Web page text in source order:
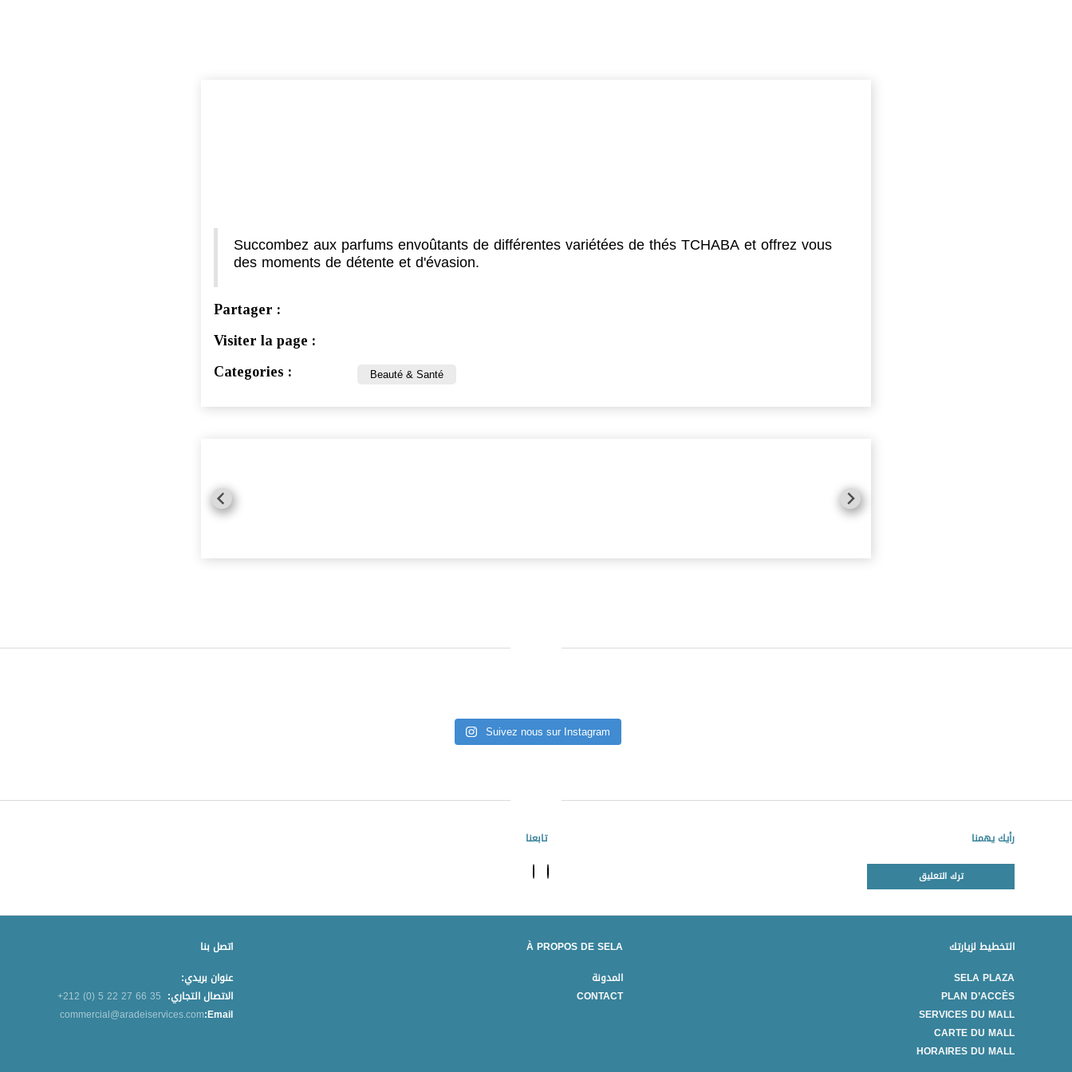
Succombez aux parfums envoûtants de différentes variétées de thés TCHABA et offrez vous
des moments de détente et d'évasion.
Partager :
Visiter la page :
Categories :
Beauté & Santé
Suivez nous sur Instagram
رأيك يهمنا
ترك التعليق
تابعنا
التخطيط لزيارتك
SELA PLAZA
PLAN D’ACCÈS
SERVICES DU MALL
CARTE DU MALL
HORAIRES DU MALL
À PROPOS DE SELA
المدونة
CONTACT
اتصل بنا
عنوان بريدي:
الاتصال التجاري: +212 (0) 5 22 27 66 35
Email:
commercial@aradeiservices.com